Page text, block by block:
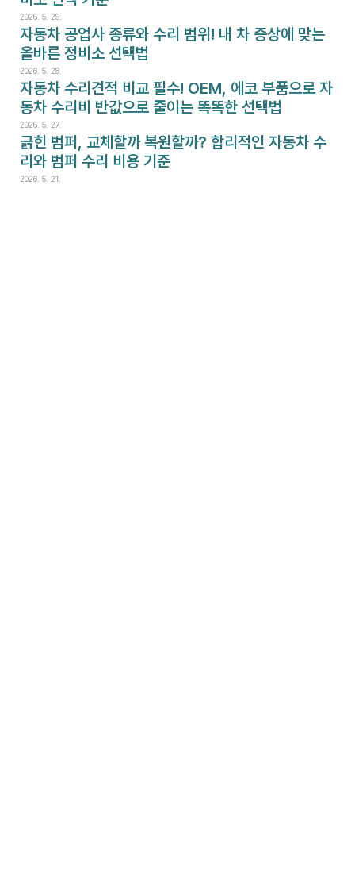
2026. 5. 29.
자동차 공업사 종류와 수리 범위! 내 차 증상에 맞는
올바른 정비소 선택법
2026. 5. 28.
자동차 수리견적 비교 필수! OEM, 에코 부품으로 자
동차 수리비 반값으로 줄이는 똑똑한 선택법
2026. 5. 27.
긁힌 범퍼, 교체할까 복원할까? 합리적인 자동차 수
리와 범퍼 수리 비용 기준
2026. 5. 21.